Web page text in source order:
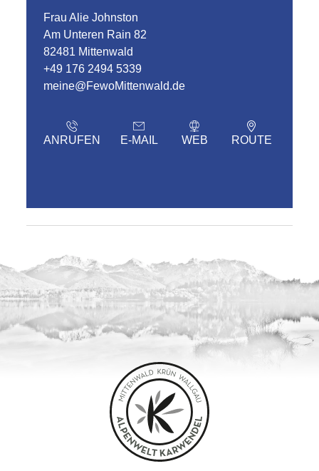
Frau Alie Johnston
Am Unteren Rain 82
82481 Mittenwald
+49 176 2494 5339
meine@FewoMittenwald.de
ANRUFEN E-MAIL WEB ROUTE